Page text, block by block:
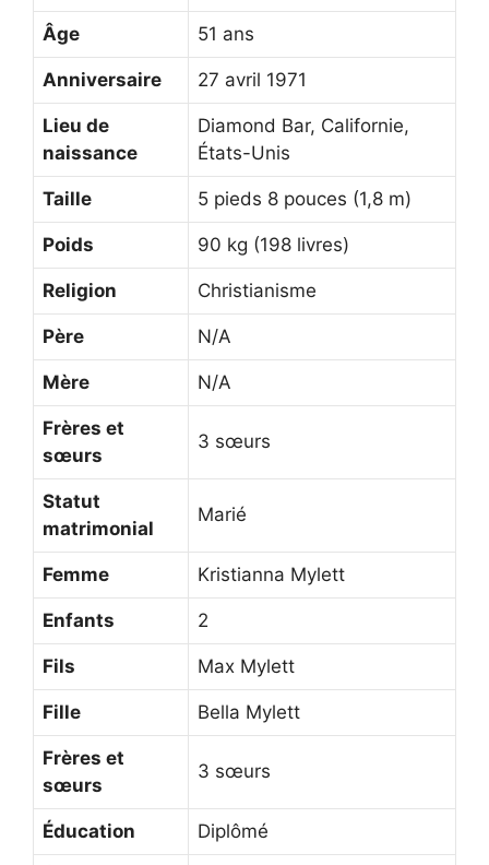
Âge 51 ans
Anniversaire 27 avril 1971
Lieu de
naissance
Diamond Bar, Californie,
États-Unis
Taille 5 pieds 8 pouces (1,8 m)
Poids 90 kg (198 livres)
Religion Christianisme
Père N/A
Mère N/A
Frères et
sœurs
3 sœurs
Statut
matrimonial
Marié
Femme Kristianna Mylett
Enfants 2
Fils Max Mylett
Fille Bella Mylett
Frères et
sœurs
3 sœurs
Éducation Diplômé